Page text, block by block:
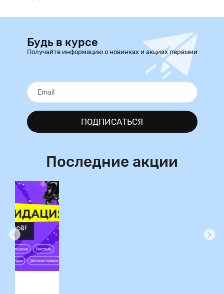
Будь в курсе
Получайте информацию о новинках и акциях первыми
ПОДПИСАТЬСЯ
Последние акции